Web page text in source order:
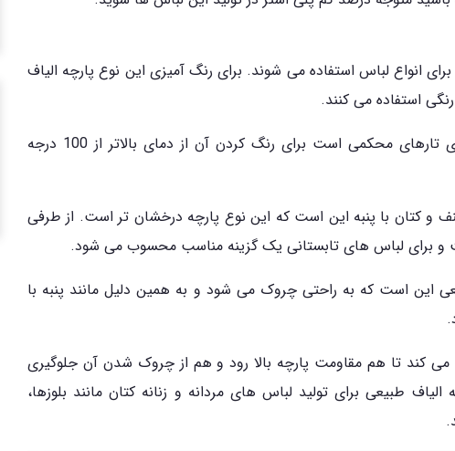
انواع لباس استفاده می شوند. برای رنگ آمیزی این نوع پارچه الیاف
استفاده می کنند.
از آنجایی که این نوع الیاف طبیعی دارای تارهای محکمی است برای رنگ کردن آن از دمای بالاتر از 100 درجه
و کتان با پنبه این است که این نوع پارچه درخشان تر است. از طرفی
و برای لباس های تابستانی یک گزینه مناسب محسوب می شود.
این است که به راحتی چروک می شود و به همین دلیل مانند پنبه با
کند تا هم مقاومت پارچه بالا رود و هم از چروک شدن آن جلوگیری
طبیعی برای تولید لباس های مردانه و زنانه کتان مانند بلوزها،